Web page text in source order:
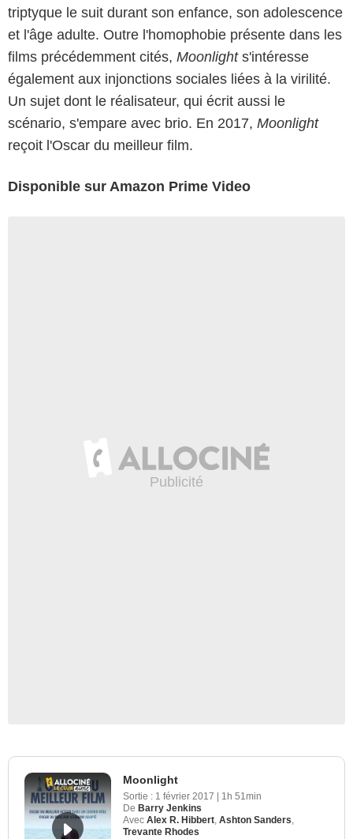
triptyque le suit durant son enfance, son adolescence
et l'âge adulte. Outre l'homophobie présente dans les
films précédemment cités, Moonlights'intéresse
également aux injonctions sociales liées à la virilité.
Un sujet dont le réalisateur, qui écrit aussi le
scénario, s'empare avec brio. En 2017, Moonlight
reçoit l'Oscar du meilleur film.
Disponible sur Amazon Prime Video
Moonlight
Sortie : 1 février 2017
1h 51min
De Barry Jenkins
Avec Alex R. Hibbert, Ashton Sanders,
Trevante Rhodes